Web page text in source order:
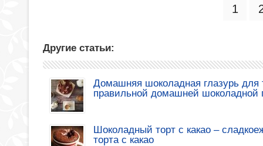
1
Другие статьи:
Домашняя шоколадная глазурь для
правильной домашней шоколадной
Шоколадный торт с какао –
торта с какао